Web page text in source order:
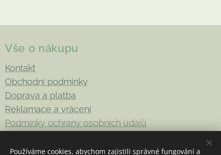
Vše o nákupu
Kontakt
Obchodní podmínky
Doprava a platba
Reklamace a vrácení
Podmínky ochrany osobních údajů
Používáme cookies, abychom zajistili správné fungování a